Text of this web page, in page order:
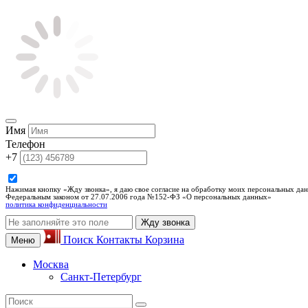
Имя
Телефон
+7
Нажимая кнопку «Жду звонка», я даю свое согласие на обработку моих персональных
Федеральным законом от 27.07.2006 года №152-ФЗ «О персональных данных»
политика конфиденциальности
Жду звонка
Меню
Поиск Контакты Корзина
Москва
Санкт-Петербург